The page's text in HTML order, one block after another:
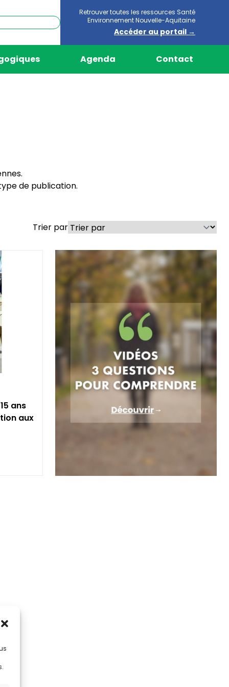
Retrouver toutes les ressources Santé
Environnement Nouvelle-Aquitaine
Accéder au portail →
Agenda Contact
de publication.
Trier par
ans
aux